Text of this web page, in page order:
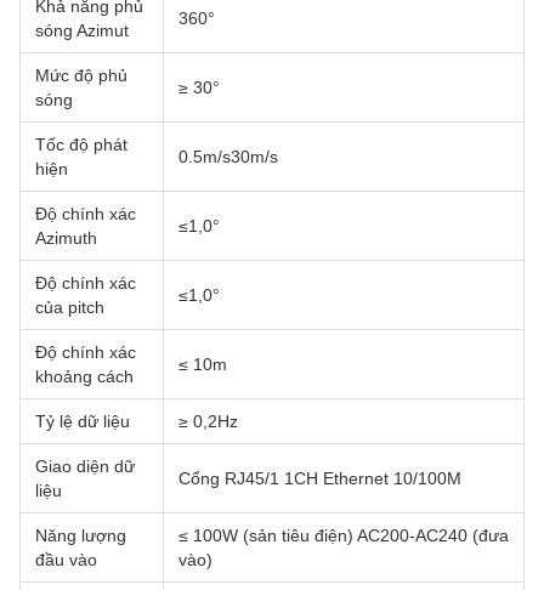
Khả năng phủ
sóng Azimut
360°
Mức độ phủ
sóng
≥ 30°
Tốc độ phát
hiện
0.5m/s30m/s
Độ chính xác
Azimuth
≤1,0°
Độ chính xác
của pitch
≤1,0°
Độ chính xác
khoảng cách
≤ 10m
Tỷ lệ dữ liệu ≥ 0,2Hz
Giao diện dữ
liệu
Cổng RJ45/1 1CH Ethernet 10/100M
Năng lượng
đầu vào
≤ 100W (sản tiêu điện) AC200-AC240 (đưa
vào)